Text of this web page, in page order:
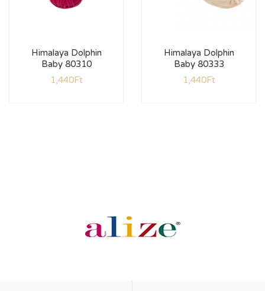
Himalaya Dolphin
Baby 80310
1,440Ft
Himalaya Dolphin
Baby 80333
1,440Ft